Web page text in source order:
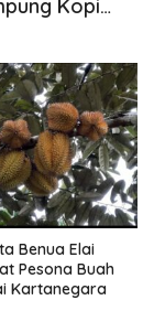
Kopi
Benua Elai
Pesona Buah
Kartanegara